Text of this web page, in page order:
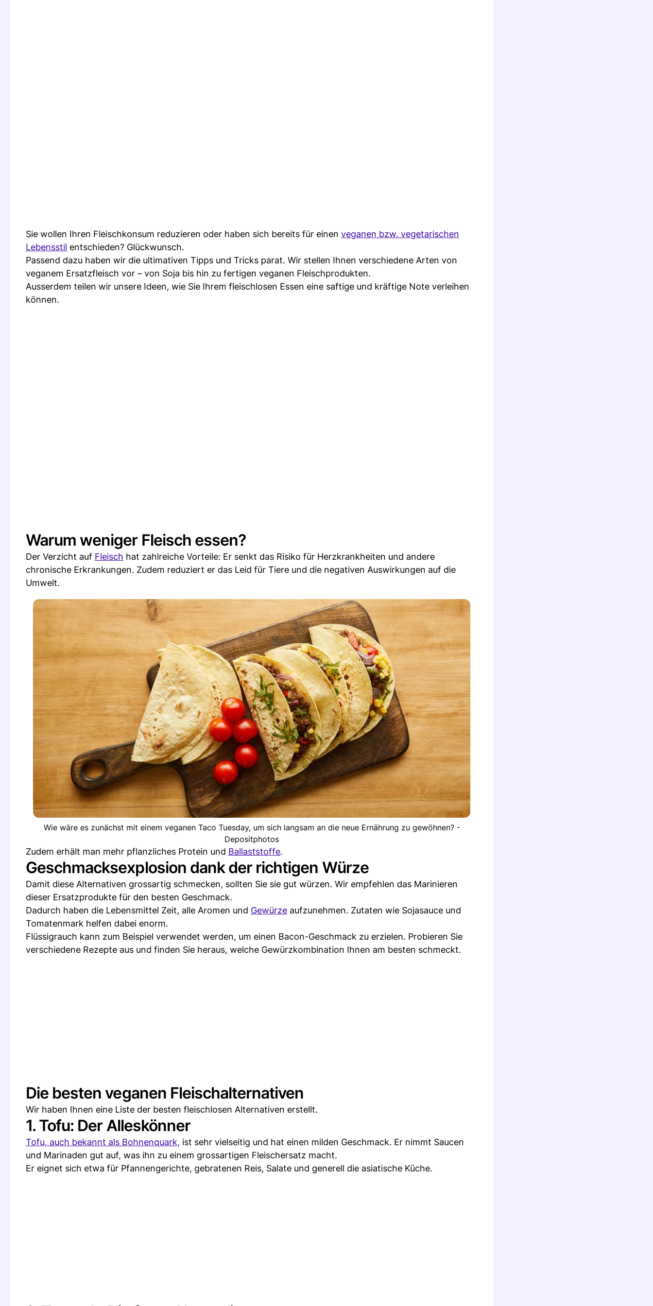
Sie wollen Ihren Fleischkonsum reduzieren oder haben sich bereits für einen veganen bzw. vegetarischen
Lebensstil entschieden? Glückwunsch.
Passend dazu haben wir die ultimativen Tipps und Tricks parat. Wir stellen Ihnen verschiedene Arten von
veganem Ersatzfleisch vor – von Soja bis hin zu fertigen veganen Fleischprodukten.
Ausserdem teilen wir unsere Ideen, wie Sie Ihrem fleischlosen Essen eine saftige und kräftige Note verleihen
können.
Warum weniger Fleisch essen?
Der Verzicht auf Fleisch hat zahlreiche Vorteile: Er senkt das Risiko für Herzkrankheiten und andere
chronische Erkrankungen. Zudem reduziert er das Leid für Tiere und die negativen Auswirkungen auf die
Umwelt.
Wie wäre es zunächst mit einem veganen Taco Tuesday, um sich langsam an die neue Ernährung zu gewöhnen? -
Depositphotos
Zudem erhält man mehr pflanzliches Protein und Ballaststoffe.
Geschmacksexplosion dank der richtigen Würze
Damit diese Alternativen grossartig schmecken, sollten Sie sie gut würzen. Wir empfehlen das Marinieren
dieser Ersatzprodukte für den besten Geschmack.
Dadurch haben die Lebensmittel Zeit, alle Aromen und Gewürze aufzunehmen. Zutaten wie Sojasauce und
Tomatenmark helfen dabei enorm.
Flüssigrauch kann zum Beispiel verwendet werden, um einen Bacon-Geschmack zu erzielen. Probieren Sie
verschiedene Rezepte aus und finden Sie heraus, welche Gewürzkombination Ihnen am besten schmeckt.
Die besten veganen Fleischalternativen
Wir haben Ihnen eine Liste der besten fleischlosen Alternativen erstellt.
1. Tofu: Der Alleskönner
Tofu, auch bekannt als Bohnenquark, ist sehr vielseitig und hat einen milden Geschmack. Er nimmt Saucen
und Marinaden gut auf, was ihn zu einem grossartigen Fleischersatz macht.
Er eignet sich etwa für Pfannengerichte, gebratenen Reis, Salate und generell die asiatische Küche.